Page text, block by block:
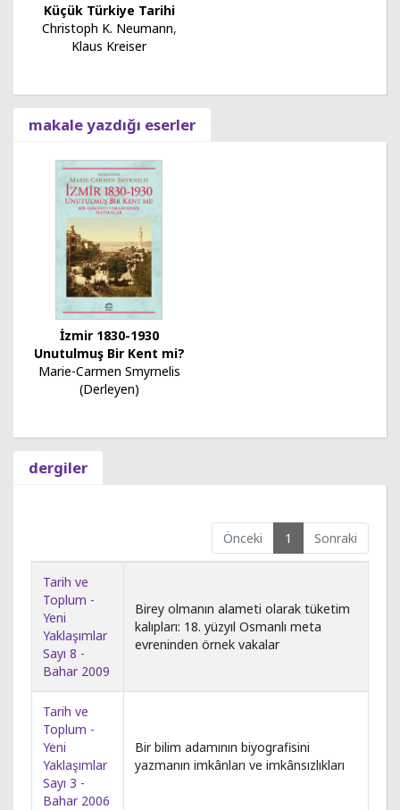
Küçük Türkiye Tarihi
Christoph K. Neumann,
Klaus Kreiser
makale yazdığı eserler
İzmir 1830-1930
Unutulmuş Bir Kent mi?
Marie-Carmen Smyrnelis
(Derleyen)
dergiler
Önceki 1 Sonraki
Tarih ve
Toplum -
Yeni
Yaklaşımlar
Sayı 8 -
Bahar 2009
Birey olmanın alameti olarak tüketim
kalıpları: 18. yüzyıl Osmanlı meta
evreninden örnek vakalar
Tarih ve
Toplum -
Yeni
Yaklaşımlar
Sayı 3 -
Bahar 2006
Bir bilim adamının biyografisini
yazmanın imkânları ve imkânsızlıkları